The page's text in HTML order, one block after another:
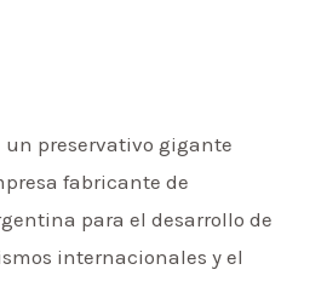
un preservativo gigante
fabricante de
para el desarrollo de
internacionales y el